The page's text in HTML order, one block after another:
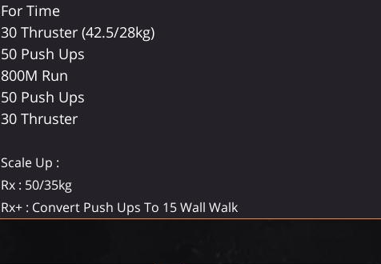
For Time
30 Thruster (42.5/28kg)
50 Push Ups
800M Run
50 Push Ups
30 Thruster
Scale Up :
Rx : 50/35kg
Rx+ : Convert Push Ups To 15 Wall Walk